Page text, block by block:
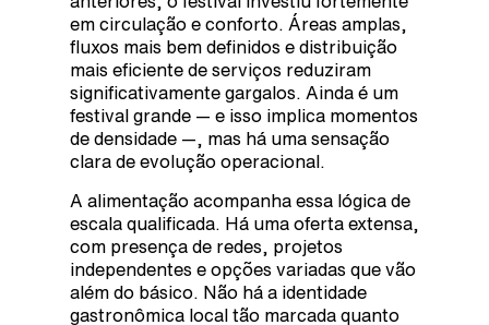
em circulação e conforto. Áreas amplas,
fluxos mais bem definidos e distribuição
mais eficiente de serviços reduziram
significativamente gargalos. Ainda é um
festival grande — e isso implica momentos
de densidade —, mas há uma sensação
clara de evolução operacional.
A alimentação acompanha essa lógica de
escala qualificada. Há uma oferta extensa,
com presença de redes, projetos
independentes e opções variadas que vão
além do básico. Não há a identidade
gastronômica local tão marcada quanto